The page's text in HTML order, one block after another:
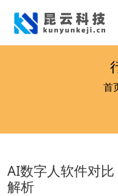
首
AI数字人软件对
解析